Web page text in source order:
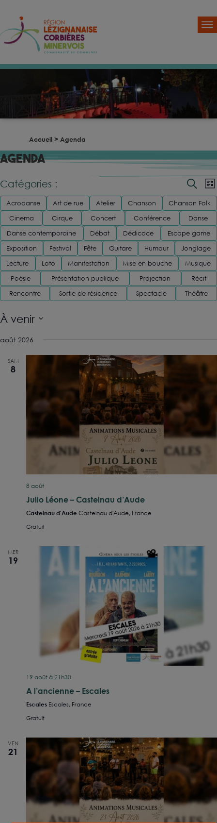
Accueil > Agenda
AGENDA
et
de
vues
Catégories :
Acrodanse Art de rue Atelier Chanson
Chanson Folk
Cinema
Cirque Concert Conférence
Danse
Danse contemporaine
Débat Dédicace
Escape game
Exposition
Festival Fête Guitare Humour
Jonglage
Lecture
Loto Manifestation Mise en bouche
Musique
Poésie
Présentation publique Projection
Récit
Rencontre
Sortie de résidence Spectacle Théâtre
À venir
une
août 2026
SAM
8
8 août
Julio Léone – Castelnau d’Aude
Castelnau d'Aude Castelnau d'Aude, France
Gratuit
MER
19
19 août à 21h30
A l’ancienne – Escales
Escales Escales, France
Gratuit
VEN
21